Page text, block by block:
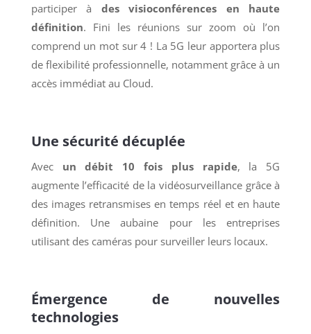
participer à des visioconférences en haute
définition. Fini les réunions sur zoom où l’on
comprend un mot sur 4 ! La 5G leur apportera plus
de flexibilité professionnelle, notamment grâce à un
accès immédiat au Cloud.
Une sécurité décuplée
Avec un débit 10 fois plus rapide, la 5G
augmente l’efficacité de la vidéosurveillance grâce à
des images retransmises en temps réel et en haute
définition. Une aubaine pour les entreprises
utilisant des caméras pour surveiller leurs locaux.
Émergence de nouvelles
technologies